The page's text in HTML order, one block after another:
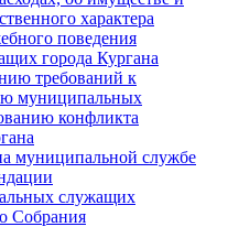
характера
поведения
города Кургана
требований к
муниципальных
конфликта
муниципальной службе
служащих
Cобрания